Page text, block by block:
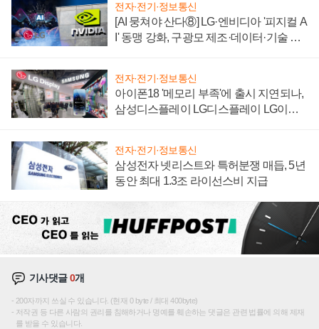
전자·전기·정보통신
[AI 뭉쳐야 산다⑧] LG·엔비디아 '피지컬 A
I' 동맹 강화, 구광모 제조·데이터·기술 결
전자·전기·정보통신
아이폰18 '메모리 부족'에 출시 지연되나,
삼성디스플레이 LG디스플레이 LG이노
전자·전기·정보통신
삼성전자 넷리스트와 특허분쟁 매듭, 5년
동안 최대 1.3조 라이선스비 지급
기사댓글0개
200자까지 쓰실 수 있습니다. (현재 0 byte / 최대 400byte)
저작권 등 다른 사람의 권리를 침해하거나 명예를 훼손하는 댓글은 관련 법률에 의해 제재
를 받을 수 있습니다.